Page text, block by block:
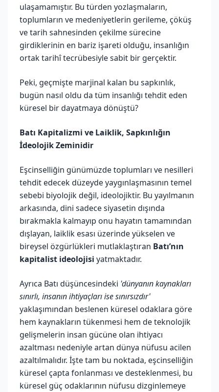
ulaşamamıştır. Bu türden yozlaşmaların,
toplumların ve medeniyetlerin gerileme, çöküş
ve tarih sahnesinden çekilme sürecine
girdiklerinin en bariz işareti olduğu, insanlığın
ortak tarihî tecrübesiyle sabit bir gerçektir.
Peki, geçmişte marjinal kalan bu sapkınlık,
bugün nasıl oldu da tüm insanlığı tehdit eden
küresel bir dayatmaya dönüştü?
Batı Kapitalizmi ve Laiklik, Sapkınlığın
İdeolojik Zeminidir
Eşcinselliğin günümüzde toplumları ve nesilleri
tehdit edecek düzeyde yaygınlaşmasının temel
sebebi biyolojik değil, ideolojiktir. Bu yayılmanın
arkasında, dini sadece siyasetin dışında
bırakmakla kalmayıp onu hayatın tamamından
dışlayan, laiklik esası üzerinde yükselen ve
bireysel özgürlükleri mutlaklaştıran Batı’nın
kapitalist ideolojisi yatmaktadır.
Ayrıca Batı düşüncesindeki 'dünyanın kaynakları
sınırlı, insanın ihtiyaçları ise sınırsızdır'
yaklaşımından beslenen küresel odaklara göre
hem kaynakların tükenmesi hem de teknolojik
gelişmelerin insan gücüne olan ihtiyacı
azaltması nedeniyle artan dünya nüfusu acilen
azaltılmalıdır. İşte tam bu noktada, eşcinselliğin
küresel çapta fonlanması ve desteklenmesi, bu
küresel güç odaklarının nüfusu dizginlemeye